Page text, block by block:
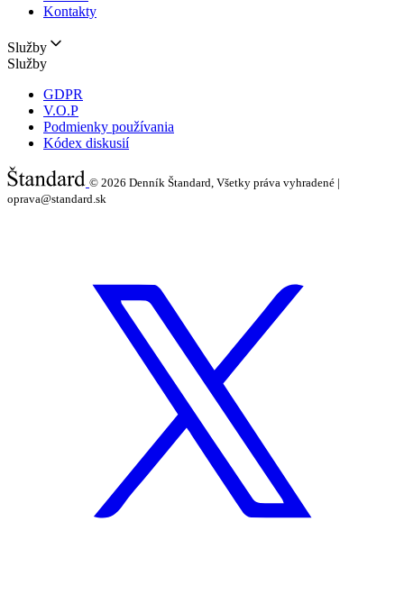
Kontakty
Služby
Služby
GDPR
V.O.P
Podmienky používania
Kódex diskusií
© 2026 Denník Štandard, Všetky práva vyhradené |
oprava@standard.sk